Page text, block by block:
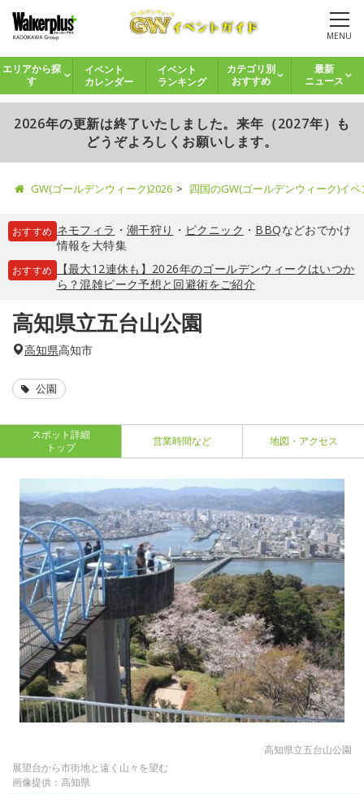
MENU
エリアから探
す
イベント
カレンダー
イベント
ランキング
カテゴリ別
おすすめ
最新
ニュース
2026年の更新は終了いたしました。来年（2027年）も
どうぞよろしくお願いします。
GW(ゴールデンウィーク)2026 四国のGW(ゴールデンウィーク)イ
おすすめ ネモフィラ ・ 潮干狩り ・ ピクニック ・ BBQなどおでかけ
情報を大特集
おすすめ
【最大12連休も】2026年のゴールデンウィークはいつか
ら？混雑ピーク予想と回避術をご紹介
高知県立五台山公園
高知県高知市
公園
スポット詳細
トップ
営業時間など 地図・アクセス
高知県立五台山公園
展望台から市街地と遠く山々を望む
画像提供：高知県